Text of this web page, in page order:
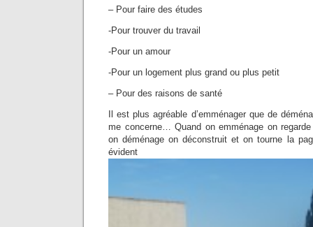
– Pour faire des études
-Pour trouver du travail
-Pour un amour
-Pour un logement plus grand ou plus petit
– Pour des raisons de santé
Il est plus agréable d’emménager que de
me concerne… Quand on emménage on
on déménage on déconstruit et on tourne la
évident